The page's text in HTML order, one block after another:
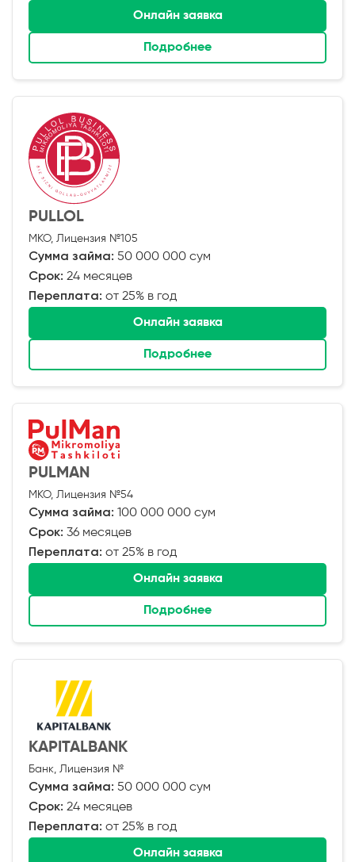
Онлайн заявка
Подробнее
PULLOL
МКО, Лицензия №105
Сумма займа: 50 000 000 сум
Срок: 24 месяцев
Переплата: от 25% в год
Онлайн заявка
Подробнее
PULMAN
МКО, Лицензия №54
Сумма займа: 100 000 000 сум
Срок: 36 месяцев
Переплата: от 25% в год
Онлайн заявка
Подробнее
KAPITALBANK
Банк, Лицензия №
Сумма займа: 50 000 000 сум
Срок: 24 месяцев
Переплата: от 25% в год
Онлайн заявка